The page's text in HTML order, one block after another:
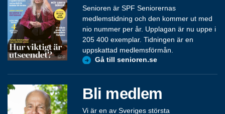
Senioren är SPF Seniorernas
medlemstidning och den kommer ut med
nio nummer per år. Upplagan är nu uppe i
205 400 exemplar. Tidningen är en
uppskattad medlemsförmån.
Gå till senioren.se
Bli medlem
Vi är en av Sveriges största